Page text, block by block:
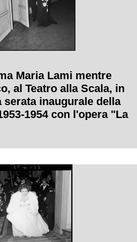
Maria Lami mentre
al Teatro alla Scala, in
serata inaugurale della
1954 con l'opera "La
con la regia di